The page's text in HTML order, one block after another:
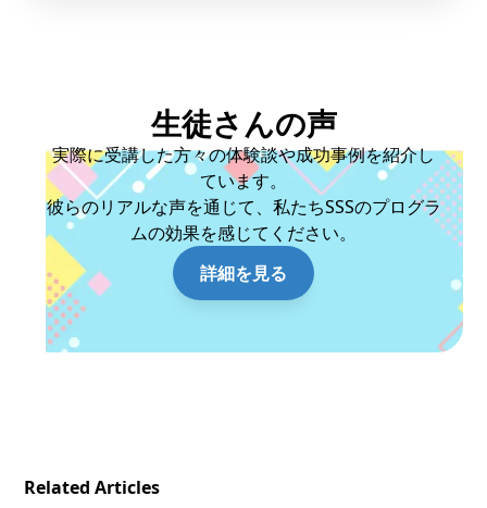
生徒さんの声
実際に受講した方々の体験談や成功事例を紹介し
ています。
彼らのリアルな声を通じて、私たちSSSのプログラ
ムの効果を感じてください。
詳細を見る
Related Articles